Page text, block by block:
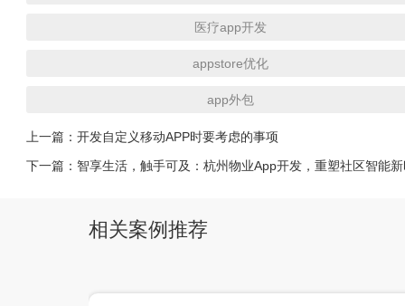
医疗app开发
appstore优化
app外包
上一篇：开发自定义移动APP时要考虑的事项
下一篇： 智享生活，触手可及：杭州物业App开发，重塑社区智能
相关案例推荐